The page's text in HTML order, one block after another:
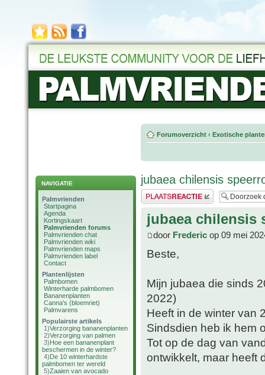
NAVIGATIE
Palmvrienden
Startpagina
Agenda
Kortingskaart
Palmvrienden forums
Palmvrienden chat
Palmvrienden wiki
Palmvrienden maps
Palmvrienden label
Contact
Plantenlijsten
Palmbomen
Winterharde palmbomen
Bananenplanten
Canna's (bloemriet)
Palmvarens
Populairste artikels
1)Verzorging bananenplanten
2)Verzorging van palmen
3)Hoe een bananenplant
beschermen in de winter?
4)De 10 winterhardste
palmbomen ter wereld
5)Zaaien van avocado
Forumoverzicht ‹ Exotische
jubaea chilensis
Plaats een reactie
jubaea chilensis
door Frederic op 09 mei
Beste,
Mijn jubaea die sinds
2022)
Heeft in de winter van
Sindsdien heb ik hem
Tot op de dag van
ontwikkelt, maar heeft